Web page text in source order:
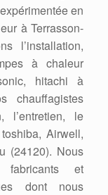
en
à Terrasson-
l’installation,
à chaleur
hitachi à
chauffagistes
l’entretien, le
Airwell,
(24120). Nous
et
dont nous